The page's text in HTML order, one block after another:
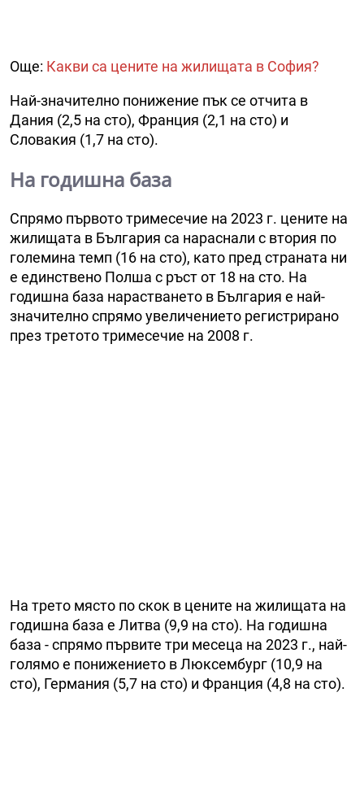
Още: Какви са цените на жилищата в София?
Най-значително понижение пък се отчита в
Дания (2,5 на сто), Франция (2,1 на сто) и
Словакия (1,7 на сто).
На годишна база
Спрямо първото тримесечие на 2023 г. цените на
жилищата в България са нараснали с втория по
големина темп (16 на сто), като пред страната ни
е единствено Полша с ръст от 18 на сто. На
годишна база нарастването в България е най-
значително спрямо увеличението регистрирано
през третото тримесечие на 2008 г.
На трето място по скок в цените на жилищата на
годишна база e Литва (9,9 на сто). На годишна
база - спрямо първите три месеца на 2023 г., най-
голямо е понижението в Люксембург (10,9 на
сто), Германия (5,7 на сто) и Франция (4,8 на сто).